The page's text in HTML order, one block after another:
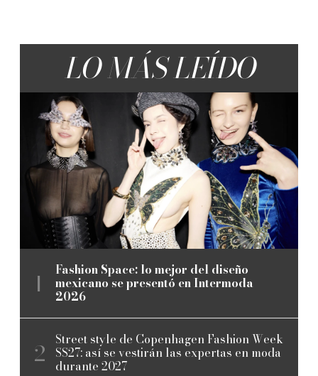
LO MÁS LEÍDO
Fashion Space: lo mejor del diseño
mexicano se presentó en Intermoda
2026
Street style de Copenhagen Fashion Week
SS27: así se vestirán las expertas en moda
durante 2027